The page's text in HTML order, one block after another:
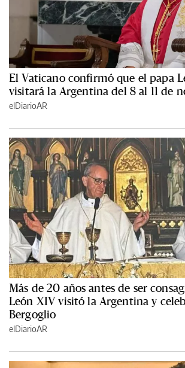
El Vaticano confirmó que el papa
visitará la Argentina del 8 al 11 de
elDiarioAR
Más de 20 años antes de ser
León XIV visitó la Argentina y
Bergoglio
elDiarioAR